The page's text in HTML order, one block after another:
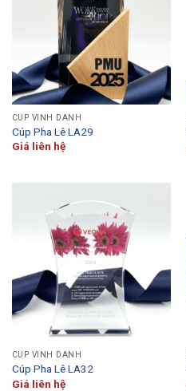
CÚP VINH DANH
Cúp Pha Lê LA29
Giá liên hệ
CÚP VINH DANH
Cúp Pha Lê LA32
Giá liên hệ